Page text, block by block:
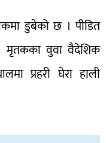
डुबेको छ । पीडित
मृतकका वुवा वैदेशिक
प्रहरी घेरा हाली